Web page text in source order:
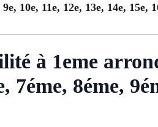
10e, 11e, 12e, 13e, 14e, 15e,
à 1eme
7éme, 8éme,